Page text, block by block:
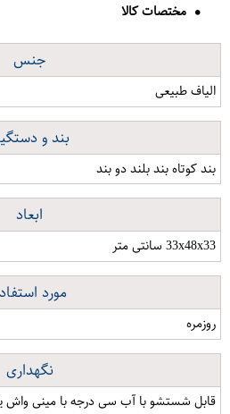
مختصات کالا
جنس
الیاف طبیعی
بند و
بند کوتاه بند بلند دو بند
ابعاد
33x48x33 سانتی متر
مورد
روزمره
نگهداری
قابل شستشو با آب سی درجه با مینی واش